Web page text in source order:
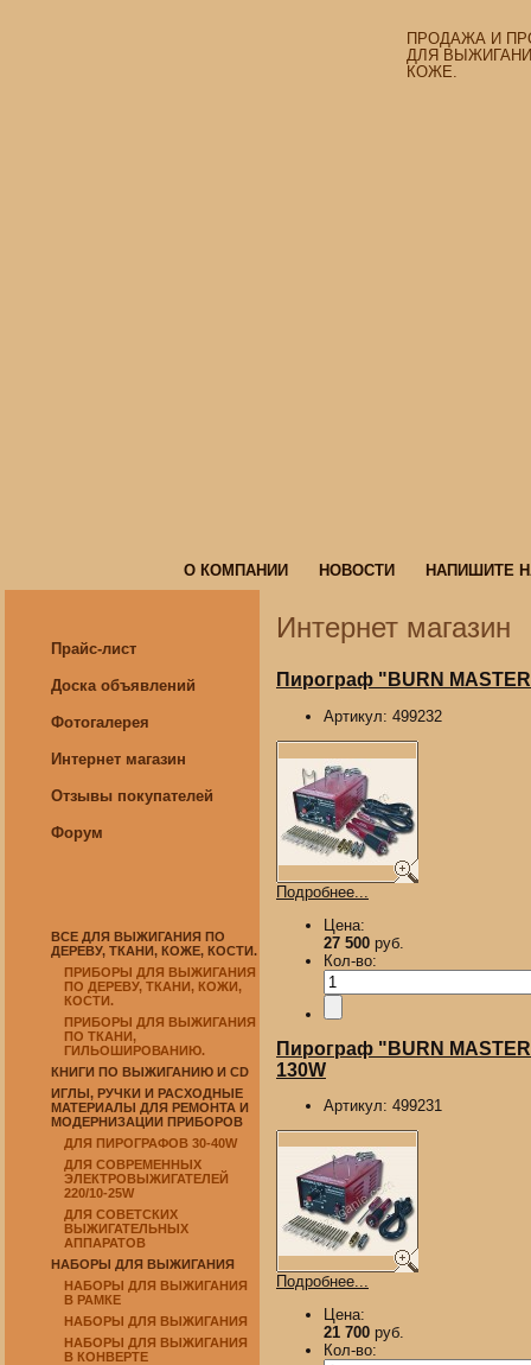
ПРОДАЖА И
ДЛЯ
КОЖЕ.
О КОМПАНИИ
НОВОСТИ
НАПИШИТЕ
Прайс-лист
Доска объявлений
Фотогалерея
Интернет магазин
Отзывы покупателей
Форум
ВСЕ ДЛЯ ВЫЖИГАНИЯ ПО
ДЕРЕВУ, ТКАНИ, КОЖЕ, КОСТИ.
ПРИБОРЫ ДЛЯ ВЫЖИГАНИЯ
ПО ДЕРЕВУ, ТКАНИ, КОЖИ,
КОСТИ.
ПРИБОРЫ ДЛЯ ВЫЖИГАНИЯ
ПО ТКАНИ,
ГИЛЬОШИРОВАНИЮ.
КНИГИ ПО ВЫЖИГАНИЮ И CD
ИГЛЫ, РУЧКИ И РАСХОДНЫЕ
МАТЕРИАЛЫ ДЛЯ РЕМОНТА И
МОДЕРНИЗАЦИИ ПРИБОРОВ
ДЛЯ ПИРОГРАФОВ 30-40W
ДЛЯ СОВРЕМЕННЫХ
ЭЛЕКТРОВЫЖИГАТЕЛЕЙ
220/10-25W
ДЛЯ СОВЕТСКИХ
ВЫЖИГАТЕЛЬНЫХ
АППАРАТОВ
НАБОРЫ ДЛЯ ВЫЖИГАНИЯ
НАБОРЫ ДЛЯ ВЫЖИГАНИЯ
В РАМКЕ
НАБОРЫ ДЛЯ ВЫЖИГАНИЯ
НАБОРЫ ДЛЯ ВЫЖИГАНИЯ
В КОНВЕРТЕ
Интернет магазин
Пирограф "BURN
Артикул: 499232
Подробнее...
Цена:
27 500 руб.
Кол-во:
Пирограф "BURN
130W
Артикул: 499231
Подробнее...
Цена:
21 700 руб.
Кол-во: